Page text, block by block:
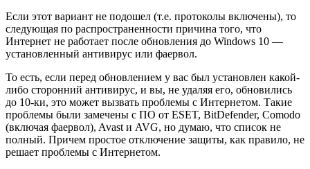
Если этот вариант не подошел (т.е. протоколы включены), то
следующая по распространенности причина того, что
Интернет не работает после обновления до Windows 10 —
установленный антивирус или фаервол.
То есть, если перед обновлением у вас был установлен какой-
либо сторонний антивирус, и вы, не удаляя его, обновились
до 10-ки, это может вызвать проблемы с Интернетом. Такие
проблемы были замечены с ПО от ESET, BitDefender, Comodo
(включая фаервол), Avast и AVG, но думаю, что список не
полный. Причем простое отключение защиты, как правило, не
решает проблемы с Интернетом.